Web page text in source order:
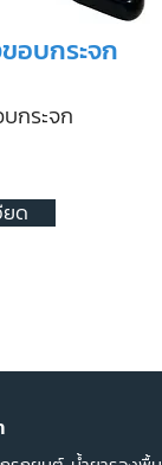
อบกระจก
กระจก
ยด